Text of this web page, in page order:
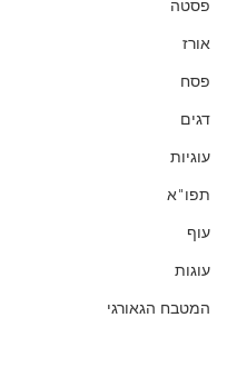
פסטה
אורז
פסח
דגים
עוגיות
תפו"א
עוף
עוגות
המטבח הגאורגי